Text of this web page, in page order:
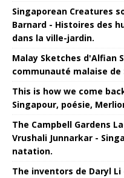
Singaporean Creatures
Barnard - Histoires des
dans la ville-jardin.
Malay Sketches d'Alfian
communauté malaise de
This is how we come
Singapour, poésie,
The Campbell Gardens
Vrushali Junnarkar -
natation.
The inventors de Daryl